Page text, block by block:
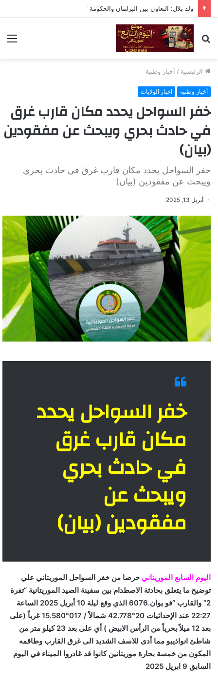
بحث
عن
الرئيسية / أخبار وطنية
أخبار وطنية اخبار الولايات
خفر السواحل يحدد مكان قارب غرق
في حادث بحري ويبحث عن مفقودين
(بيان)
خفر السواحل يحدد مكان قارب غرق في حادث بحري
ويبحث عن مفقودين (بيان)
أبريل 13, 2025
خفر السواحل يحدد
مكان قارب غرق
في حادث بحري
ويبحث عن
مفقودين (بيان)
اليوم السابع الموريتاني حرصا من خفر السواحل الموريتاني علي
توضيح ما يتعلق بحادثة الاصطدام بين سفينة الصيد الموريتانية “تفرة
2” والقارب “فو يوان.6076 الذي وقع ليلة 10 أبريل 2025 الساعة
22:27 عند الإحداثيات 20°42.778 شمالاً / 017°15.580 غرباً (على
بعد 12 ميلاً بحرياً من الرأس الابيض ) أي على بعد 23 كيلو متر من
شاطئ انواذيبو مما أدى للاسف الشديد الى غرق القارب وطاقمه
المكون من خمسة بحارة موريتانين كانوا قد غادروا الميناء في اليوم
السابق 9 ابريل 2025